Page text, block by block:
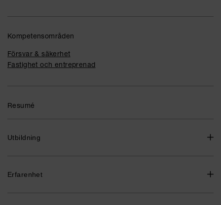
Kompetensområden
Försvar & säkerhet
Fastighet och entreprenad
Resumé
Utbildning
Faculty of Law, University of Western Ontario, Kanada 2015
Erfarenhet